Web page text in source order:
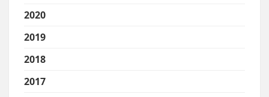
2020
2019
2018
2017